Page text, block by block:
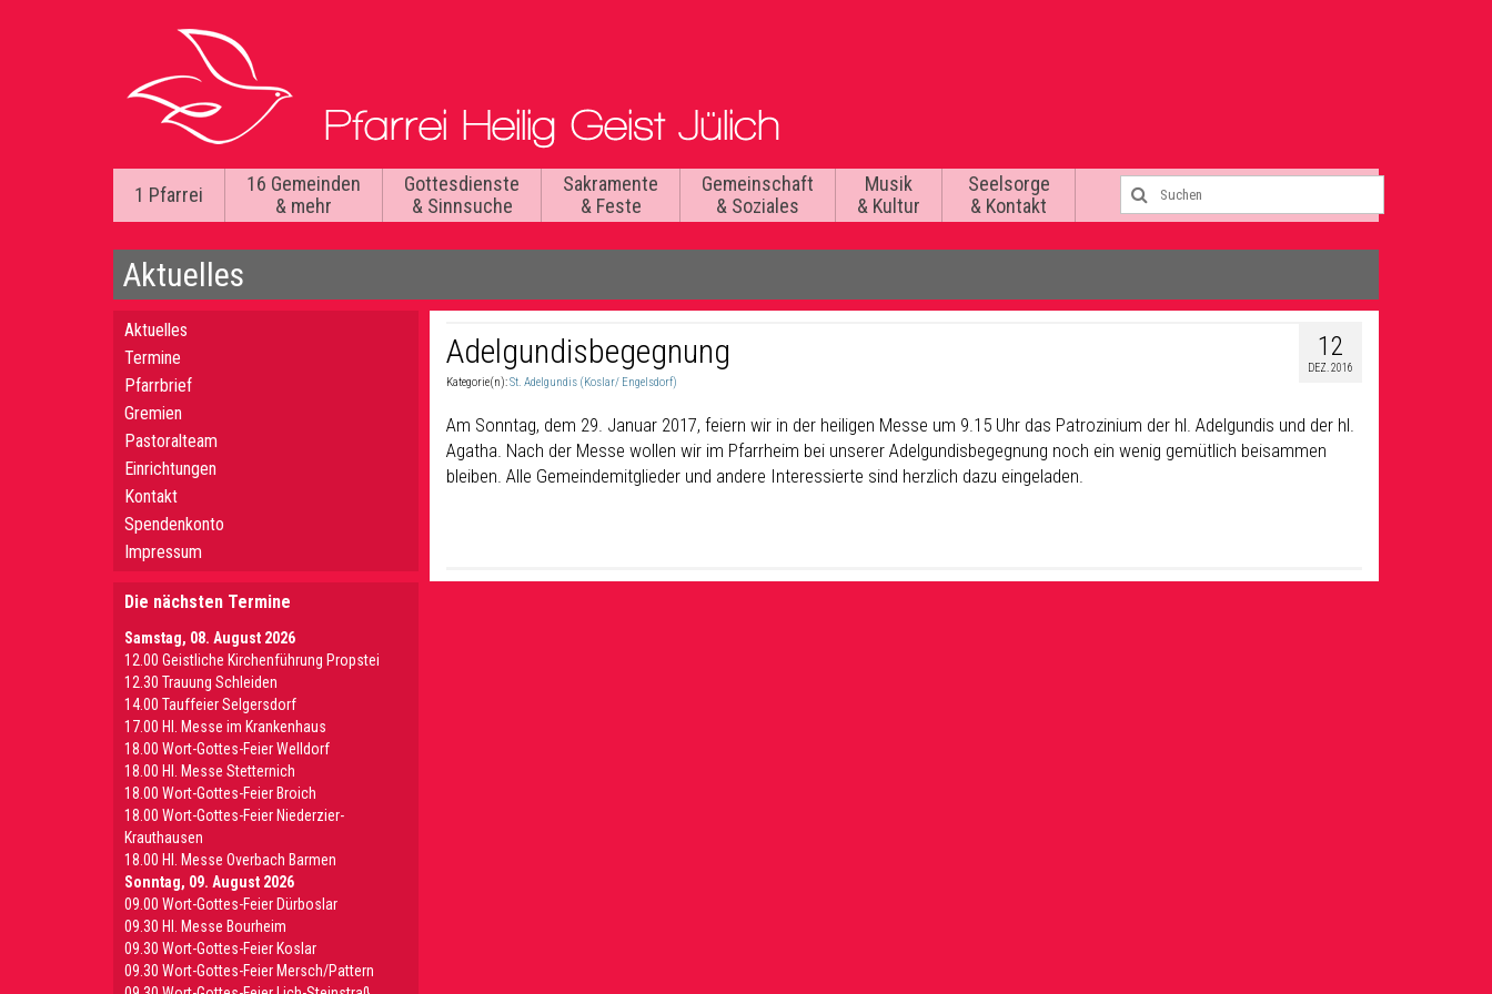
1 Pfarrei
16 Gemeinden
& mehr
Gottesdienste
& Sinnsuche
Sakramente
& Feste
Gemeinschaft
& Soziales
Musik
& Kultur
Seelsorge
& Kontakt
Aktuelles
12
DEZ. 2016
Adelgundisbegegnung
Kategorie(n):St. Adelgundis (Koslar/ Engelsdorf)
Am Sonntag, dem 29. Januar 2017, feiern wir in der heiligen Messe um 9.15 Uhr das Patrozinium der hl. Adelgundis und der hl.
Agatha. Nach der Messe wollen wir im Pfarrheim bei unserer Adelgundisbegegnung noch ein wenig gemütlich beisammen
bleiben. Alle Gemeindemitglieder und andere Interessierte sind herzlich dazu eingeladen.
Aktuelles
Termine
Pfarrbrief
Gremien
Pastoralteam
Einrichtungen
Kontakt
Spendenkonto
Impressum
Die nächsten Termine
Samstag, 08. August 2026
12.00 Geistliche Kirchenführung Propstei
12.30 Trauung Schleiden
14.00 Tauffeier Selgersdorf
17.00 Hl. Messe im Krankenhaus
18.00 Wort-Gottes-Feier Welldorf
18.00 Hl. Messe Stetternich
18.00 Wort-Gottes-Feier Broich
18.00 Wort-Gottes-Feier Niederzier-
Krauthausen
18.00 Hl. Messe Overbach Barmen
Sonntag, 09. August 2026
09.00 Wort-Gottes-Feier Dürboslar
09.30 HI. Messe Bourheim
09.30 Wort-Gottes-Feier Koslar
09.30 Wort-Gottes-Feier Mersch/Pattern